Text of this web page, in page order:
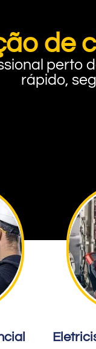
de
perto
rápido,